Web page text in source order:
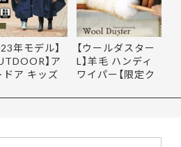
年モデル】
】ア
ドア キッズ
【ウールダスター
L】羊毛 ハンディ
ワイパー【限定ク